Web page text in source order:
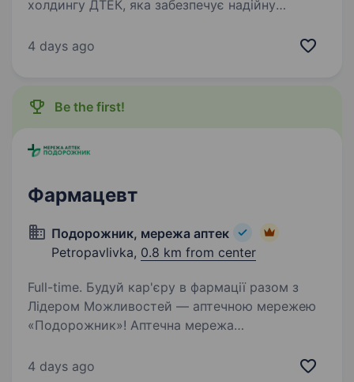
холдингу ДТЕК, яка забезпечує надійну
ми створюємо комфортне, ефективне
4 days ago
Be the first!
Фармацевт
Подорожник, мережа аптек
Petropavlivka, 0.8 km from center
Full-time. Будуй кар'єру в фармації разом з
Лідером Можливостей — аптечною мережею
«Подорожник»! Аптечна мережа
в Україні, що об'єднує понад 2000 аптек і
4 days ago